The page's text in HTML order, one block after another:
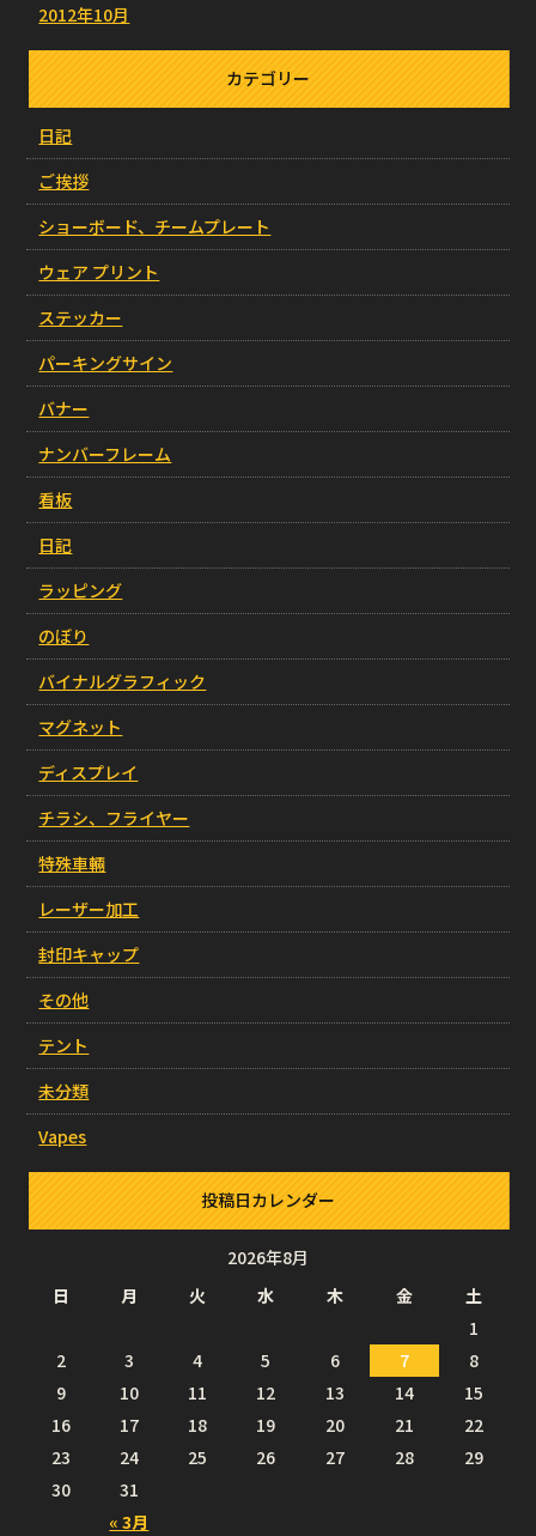
2012年10月
カテゴリー
日記
ご挨拶
ショーボード、チームプレート
ウェア プリント
ステッカー
パーキングサイン
バナー
ナンバーフレーム
看板
日記
ラッピング
のぼり
バイナルグラフィック
マグネット
ディスプレイ
チラシ、フライヤー
特殊車輛
レーザー加工
封印キャップ
その他
テント
未分類
Vapes
投稿日カレンダー
2026年8月
日
月 火 水 木 金 土
« 3月
1
2
3 4 5 6 7
8
9
10 11 12 13 14
15
16
17 18 19 20 21
22
23
24 25 26 27 28
29
30
31